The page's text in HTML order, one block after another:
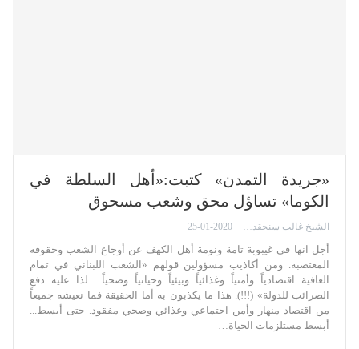
«جريدة التمدن» كتبت:«أهل السلطة في
الكوما» تساؤل محق وشعب مسحوق
الشيخ غالب سنجقدار 25-01-2020
أجل انها في غيبوبة تامة ونومة أهل الكهف عن أوجاع الشعب وحقوقه
المغتصبة. ومن أكاذيب مسؤولين قولهم «الشعب اللبناني في تمام
العافية اقتصادياً وأمنياً وغذائياً وبيئياً وحياتياً وصحياً... لذا عليه دفع
الضرائب للدولة» (!!!). هذا ما يكذبون به أما الحقيقة فما نعيشه جميعاً
من اقتصاد منهار وأمن اجتماعي وغذائي وصحي مفقود. حتى أبسط...
أبسط مستلزمات الحياة…